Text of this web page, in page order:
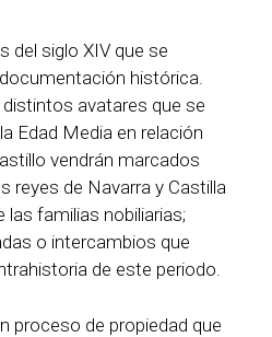
del siglo XIV que se
histórica.
avatares que se
Edad Media en relación
vendrán marcados
reyes de Navarra y Castilla
las familias nobiliarias;
o intercambios que
de este periodo.
proceso de propiedad que